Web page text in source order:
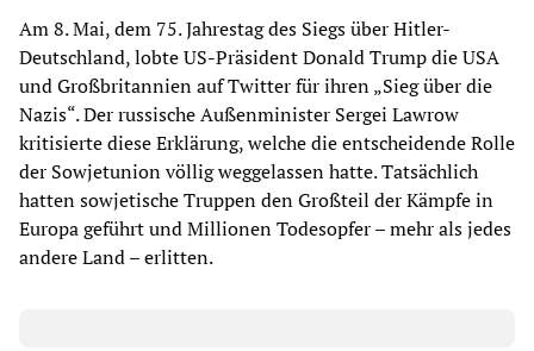
Am 8. Mai, dem 75. Jahrestag des Siegs über Hitler-
Deutschland, lobte US-Präsident Donald Trump die USA
und Großbritannien auf Twitter für ihren „Sieg über die
Nazis“. Der russische Außenminister Sergei Lawrow
kritisierte diese Erklärung, welche die entscheidende Rolle
der Sowjetunion völlig weggelassen hatte. Tatsächlich
hatten sowjetische Truppen den Großteil der Kämpfe in
Europa geführt und Millionen Todesopfer – mehr als jedes
andere Land – erlitten.